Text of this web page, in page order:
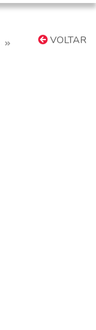
VOLTAR